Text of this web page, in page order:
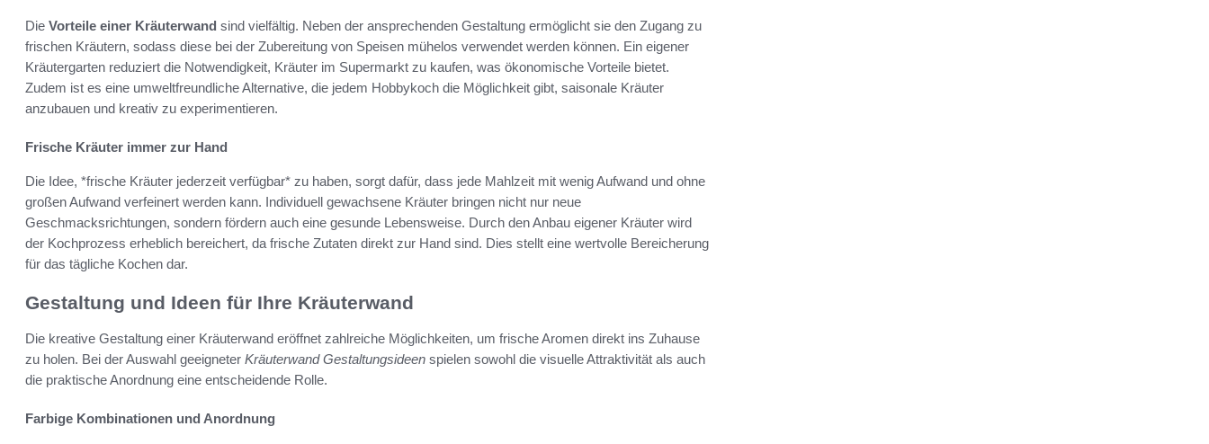
Die Vorteile einer Kräuterwand sind vielfältig. Neben der ansprechenden Gestaltung ermöglicht sie den Zugang zu
frischen Kräutern, sodass diese bei der Zubereitung von Speisen mühelos verwendet werden können. Ein eigener
Kräutergarten reduziert die Notwendigkeit, Kräuter im Supermarkt zu kaufen, was ökonomische Vorteile bietet.
Zudem ist es eine umweltfreundliche Alternative, die jedem Hobbykoch die Möglichkeit gibt, saisonale Kräuter
anzubauen und kreativ zu experimentieren.
Frische Kräuter immer zur Hand
Die Idee, *frische Kräuter jederzeit verfügbar* zu haben, sorgt dafür, dass jede Mahlzeit mit wenig Aufwand und ohne
großen Aufwand verfeinert werden kann. Individuell gewachsene Kräuter bringen nicht nur neue
Geschmacksrichtungen, sondern fördern auch eine gesunde Lebensweise. Durch den Anbau eigener Kräuter wird
der Kochprozess erheblich bereichert, da frische Zutaten direkt zur Hand sind. Dies stellt eine wertvolle Bereicherung
für das tägliche Kochen dar.
Gestaltung und Ideen für Ihre Kräuterwand
Die kreative Gestaltung einer Kräuterwand eröffnet zahlreiche Möglichkeiten, um frische Aromen direkt ins Zuhause
zu holen. Bei der Auswahl geeigneter Kräuterwand Gestaltungsideen spielen sowohl die visuelle Attraktivität als auch
die praktische Anordnung eine entscheidende Rolle.
Farbige Kombinationen und Anordnung